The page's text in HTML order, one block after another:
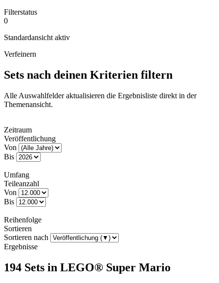
Filterstatus
0
Standardansicht aktiv
Verfeinern
Sets nach deinen Kriterien filtern
Alle Auswahlfelder aktualisieren die Ergebnisliste direkt in der
Themenansicht.
Zeitraum
Veröffentlichung
Von
Bis
Umfang
Teileanzahl
Von
Bis
Reihenfolge
Sortieren
Sortieren nach
Ergebnisse
194 Sets in LEGO® Super Mario